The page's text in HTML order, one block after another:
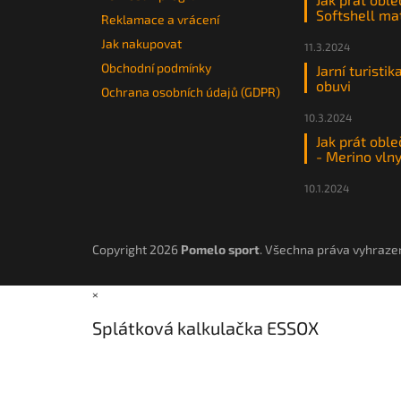
Reklamace a vrácení
Jak nakupovat
Obchodní podmínky
Ochrana osobních údajů (GDPR)
Softshell
11.3.2024
Jarní
obuvi
10.3.2024
Jak prát
- Merino vlny
10.1.2024
Copyright 2026 Pomelo sport. Všechna práva
×
Splátková kalkulačka ESSOX